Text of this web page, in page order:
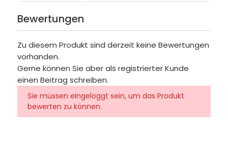
Bewertungen
Zu diesem Produkt sind derzeit keine Bewertungen
vorhanden.
Gerne können Sie aber als registrierter Kunde
einen Beitrag schreiben.
Sie müssen eingeloggt sein, um das Produkt
bewerten zu können.